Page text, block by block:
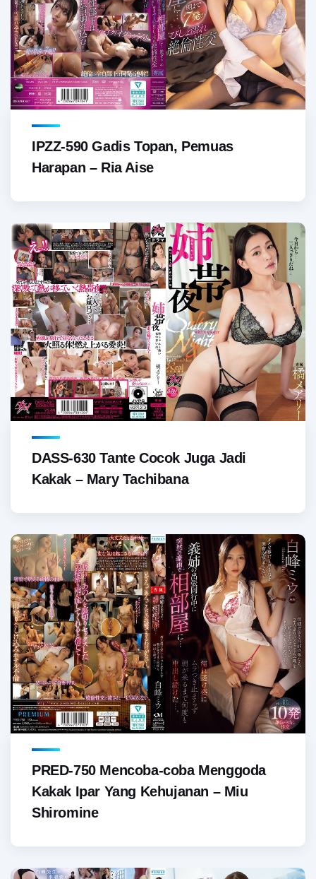
IPZZ-590 Gadis Topan, Pemuas
Harapan – Ria Aise
DASS-630 Tante Cocok Juga Jadi
Kakak – Mary Tachibana
PRED-750 Mencoba-coba Menggoda
Kakak Ipar Yang Kehujanan – Miu
Shiromine